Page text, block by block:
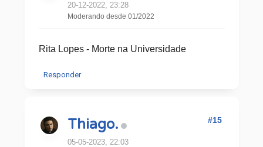
20-12-2022, 23:28
Moderando desde 01/2022
Rita Lopes - Morte na Universidade
Responder
Thiago.
05-05-2023, 22:03
#15